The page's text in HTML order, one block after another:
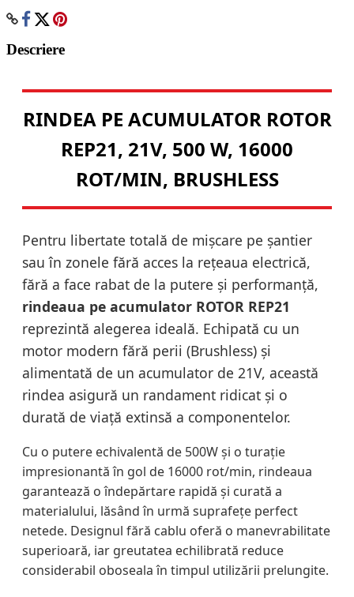
Descriere
RINDEA PE ACUMULATOR ROTOR
REP21, 21V, 500 W, 16000
ROT/MIN, BRUSHLESS
Pentru libertate totală de mișcare pe șantier
sau în zonele fără acces la rețeaua electrică,
fără a face rabat de la putere și performanță,
rindeaua pe acumulator ROTOR REP21
reprezintă alegerea ideală. Echipată cu un
motor modern fără perii (Brushless) și
alimentată de un acumulator de 21V, această
rindea asigură un randament ridicat și o
durată de viață extinsă a componentelor.
Cu o putere echivalentă de 500W și o turație
impresionantă în gol de 16000 rot/min, rindeaua
garantează o îndepărtare rapidă și curată a
materialului, lăsând în urmă suprafețe perfect
netede. Designul fără cablu oferă o manevrabilitate
superioară, iar greutatea echilibrată reduce
considerabil oboseala în timpul utilizării prelungite.